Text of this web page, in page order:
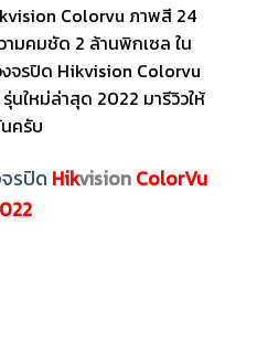
Colorvu ภาพสี 24
ามคมชัด 2 ล้านพิกเซล ใน
งจรปิด Hikvision Colorvu
ใหม่ล่าสุด 2022 มารีวิวให้
ครับ
รปิด Hikvision ColorVu